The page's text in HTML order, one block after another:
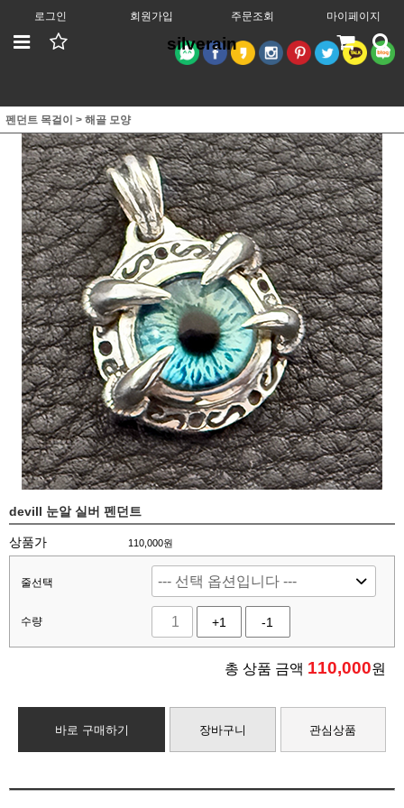
로그인 회원가입 주문조회 마이페이지
silverain
펜던트 목걸이 > 해골 모양
devill 눈알 실버 펜던트
상품가 110,000원
줄선택
수량 +1 -1
총 상품 금액 110,000원
바로 구매하기 장바구니 관심상품